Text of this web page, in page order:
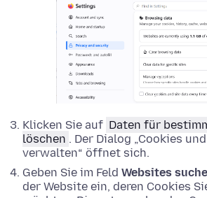
Klicken Sie auf Daten für
löschen . Der Dialog „Cookies
verwalten“ öffnet sich.
Geben Sie im Feld Websites
der Website ein, deren Cookies